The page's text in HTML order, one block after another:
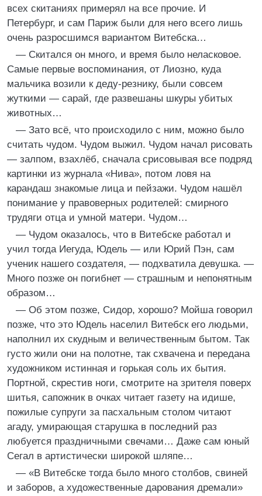
всех скитаниях примерял на все прочие. И
Петербург, и сам Париж были для него всего лишь
очень разросшимся вариантом Витебска…
— Скитался он много, и время было неласковое.
Самые первые воспоминания, от Лиозно, куда
мальчика возили к деду-резнику, были совсем
жуткими — сарай, где развешаны шкуры убитых
животных…
— Зато всё, что происходило с ним, можно было
считать чудом. Чудом выжил. Чудом начал рисовать
— залпом, взахлёб, сначала срисовывая все подряд
картинки из журнала «Нива», потом ловя на
карандаш знакомые лица и пейзажи. Чудом нашёл
понимание у правоверных родителей: смирного
трудяги отца и умной матери. Чудом…
— Чудом оказалось, что в Витебске работал и
учил тогда Иегуда, Юдель — или Юрий Пэн, сам
ученик нашего создателя, — подхватила девушка. —
Много позже он погибнет — страшным и непонятным
образом…
— Об этом позже, Сидор, хорошо? Мойша говорил
позже, что это Юдель населил Витебск его людьми,
наполнил их скудным и величественным бытом. Так
густо жили они на полотне, так схвачена и передана
художником истинная и горькая соль их бытия.
Портной, скрестив ноги, смотрите на зрителя поверх
шитья, сапожник в очках читает газету на идише,
пожилые супруги за пасхальным столом читают
агаду, умирающая старушка в последний раз
любуется праздничными свечами… Даже сам юный
Сегал в артистически широкой шляпе…
— «В Витебске тогда было много столбов, свиней
и заборов, а художественные дарования дремали»